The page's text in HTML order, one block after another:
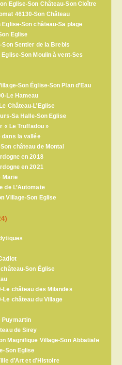
Eglise-Son Château-Son Cloître
46130-Son Château
Eglise-Son château-Sa plage
Eglise
Son Sentier de la Brebis
Son Moulin à vent-Ses
Son Église-Son Plan d’Eau
Le Hameau
Château-L’Eglise
Sa Halle-Son Eglise
« Le Truffadou »
dans la vallée
château de Montal
en 2018
en 2021
Marie
de L’Automate
Village-Son Eglise
Son Église
Le château des Milandes
Le château du Village
Puymartin
de Sirey
Magnifique Village-Son Abbatiale
Son Eglise
d’Art et d’Histoire